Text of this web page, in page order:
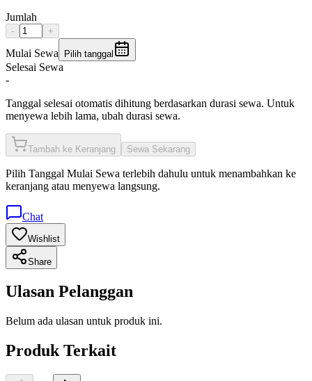
Jumlah
- +
Mulai Sewa Pilih tanggal
Selesai Sewa
-
Tanggal selesai otomatis dihitung berdasarkan durasi sewa. Untuk
menyewa lebih lama, ubah durasi sewa.
Tambah ke Keranjang Sewa Sekarang
Pilih Tanggal Mulai Sewa terlebih dahulu untuk menambahkan ke
keranjang atau menyewa langsung.
Chat
Wishlist
Share
Ulasan Pelanggan
Belum ada ulasan untuk produk ini.
Produk Terkait